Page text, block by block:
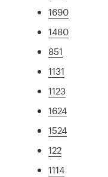
1690
1480
851
1131
1123
1624
1524
122
1114